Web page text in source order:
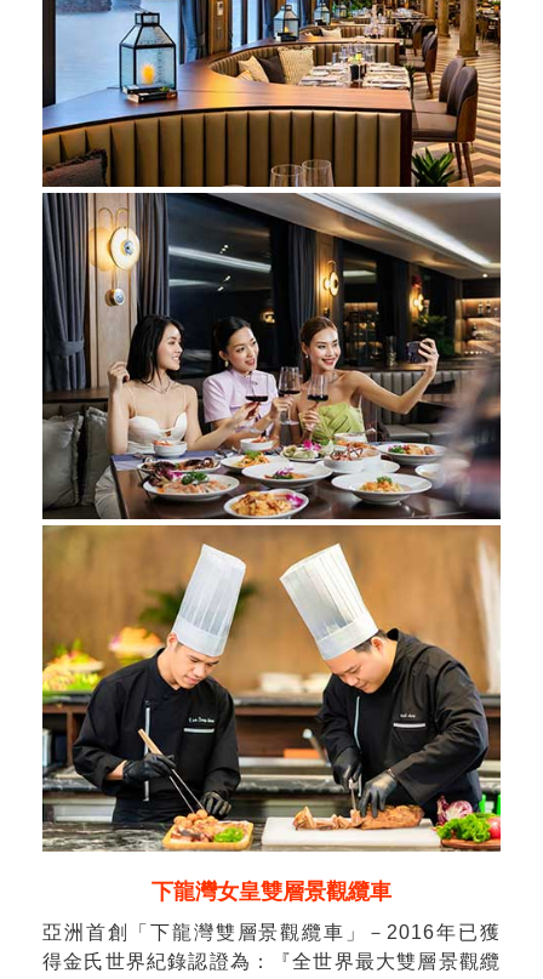
下龍灣女皇雙層景觀纜車
亞洲首創「下龍灣雙層景觀纜車」－2016年已獲
得金氏世界紀錄認證為：『全世界最大雙層景觀纜